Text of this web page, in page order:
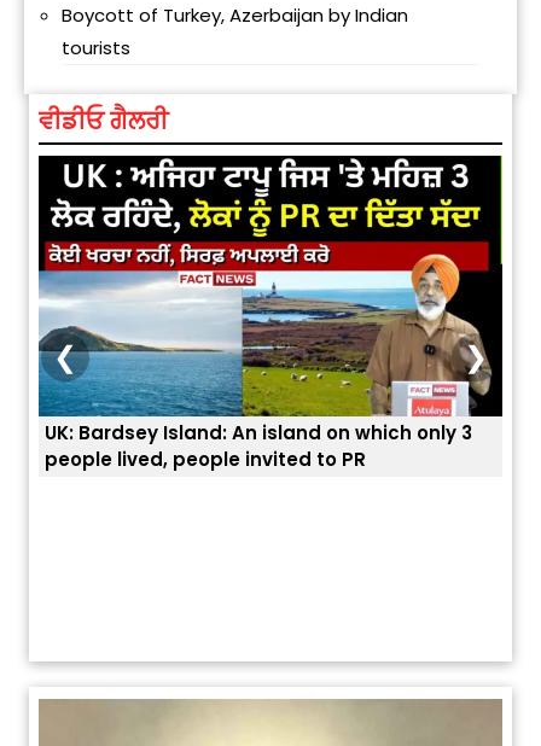
Boycott of Turkey, Azerbaijan by Indian
tourists
ਵੀਡੀਓ ਗੈਲਰੀ
UK: Bardsey Island: An island on which only 3
people lived, people invited to PR
❮ ❯